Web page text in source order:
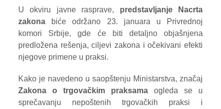
U okviru javne rasprave, predstavljanje Nacrta
zakona
biće održano 23. januara u Privrednoj
komori Srbije, gde će biti detaljno objašnjena
predložena rešenja, ciljevi zakona i očekivani efekti
njegove primene u praksi.
Kako je navedeno u saopštenju Ministarstva, značaj
Zakona o trgovačkim praksama ogleda se u
sprečavanju nepoštenih trgovačkih praksi i